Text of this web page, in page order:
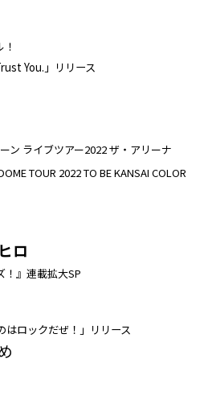
You.」リリース
ン ライブツアー2022 ザ・アリーナ
TOUR 2022 TO BE KANSAI COLOR
ロ
！』連載拡大SP
はロックだぜ！」リリース